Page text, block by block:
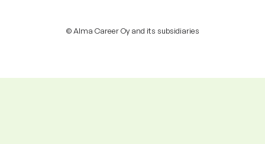
© Alma Career Oy and its subsidiaries